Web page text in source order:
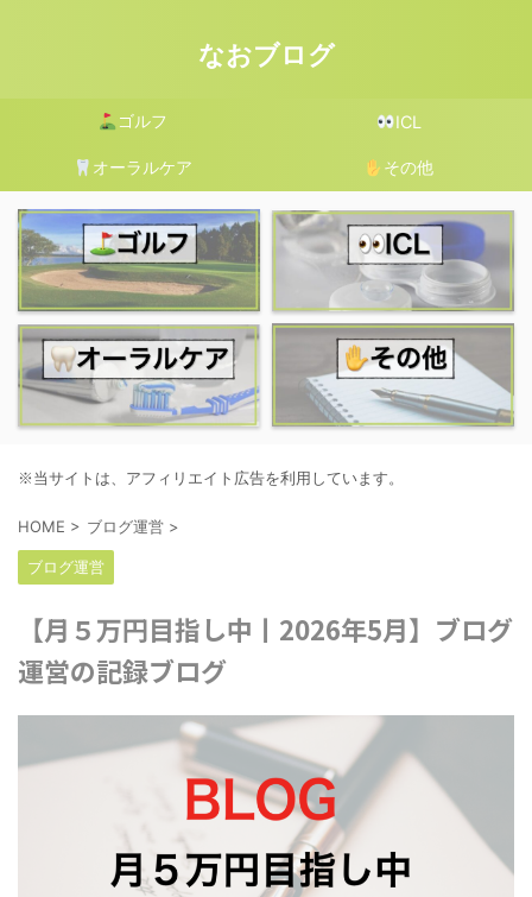
なおブログ
ゴルフ ICL
オーラルケア その他
※当サイトは、アフィリエイト広告を利用しています。
HOME > ブログ運営 >
ブログ運営
【月５万円目指し中丨2026年5月】ブログ
運営の記録ブログ